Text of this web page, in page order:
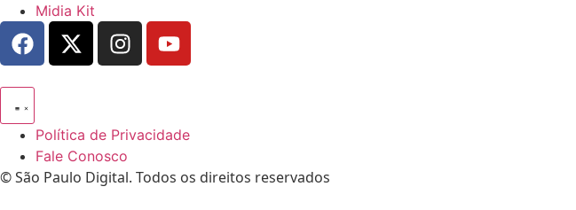
Midia Kit
Política de Privacidade
Fale Conosco
© São Paulo Digital. Todos os direitos reservados